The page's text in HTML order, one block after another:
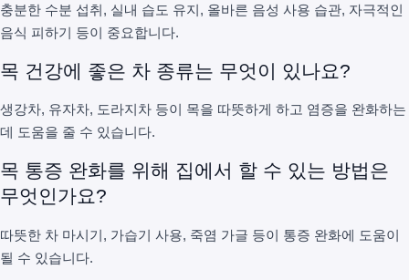
충분한 수분 섭취, 실내 습도 유지, 올바른 음성 사용 습관, 자극적인
음식 피하기 등이 중요합니다.
목 건강에 좋은 차 종류는 무엇이 있나요?
생강차, 유자차, 도라지차 등이 목을 따뜻하게 하고 염증을 완화하는
데 도움을 줄 수 있습니다.
목 통증 완화를 위해 집에서 할 수 있는 방법은
무엇인가요?
따뜻한 차 마시기, 가습기 사용, 죽염 가글 등이 통증 완화에 도움이
될 수 있습니다.